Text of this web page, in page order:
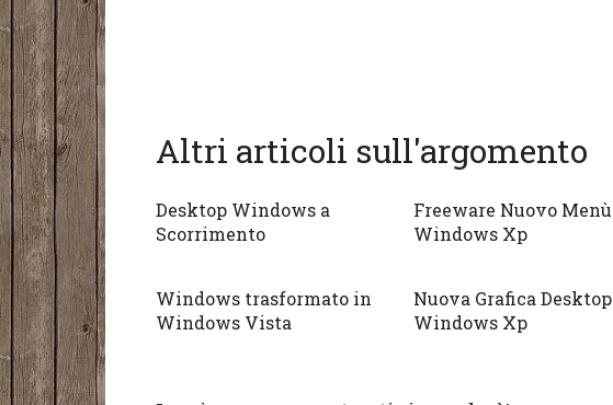
Altri articoli sull'argomento
Desktop Windows a
Scorrimento
Freeware Nuovo Menù
Windows Xp
Windows trasformato in
Windows Vista
Nuova Grafica Desktop
Windows Xp